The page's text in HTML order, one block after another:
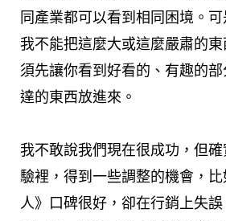
同產業都可以看到相同困境。可
我不能把這麼大或這麼嚴肅的
須先讓你看到好看的、有趣的
達的東西放進來。
我不敢說我們現在很成功，但
驗裡，得到一些調整的機會，
人》口碑很好，卻在行銷上失